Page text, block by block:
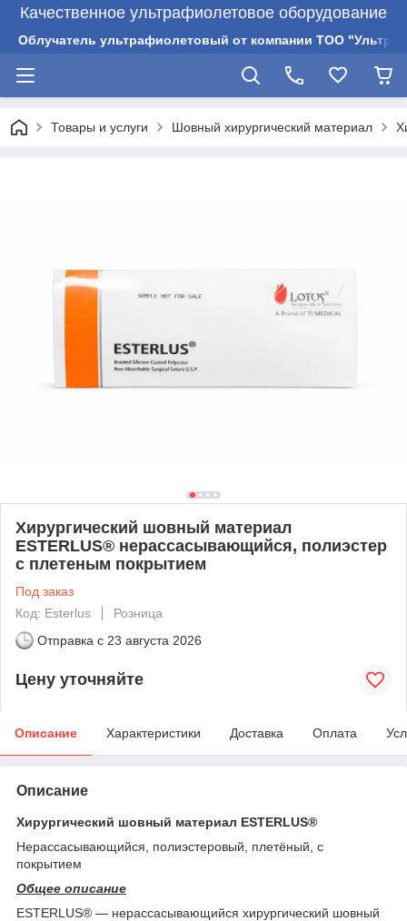
Качественное ультрафиолетовое оборудование
Облучатель ультрафиолетовый от компании ТОО
Товары и услуги Шовный хирургический материал
Хирургический шовный материал
ESTERLUS® нерассасывающийся, полиэстер
с плетеным покрытием
Под заказ
Код: Esterlus
Розница
Отправка с 23 августа 2026
Цену уточняйте
Описание Характеристики Доставка Оплата
Описание
Хирургический шовный материал ESTERLUS®
Нерассасывающийся, полиэстеровый, плетёный, с
покрытием
Общее описание
ESTERLUS® — нерассасывающийся хирургический шовный